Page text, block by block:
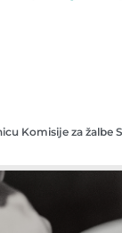
Komisije za žalbe